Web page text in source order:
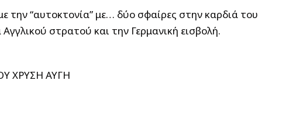
“αυτοκτονία” με… δύο σφαίρες στην καρδιά του
στρατού και την Γερμανική εισβολή.
ΧΡΥΣΗ ΑΥΓΗ